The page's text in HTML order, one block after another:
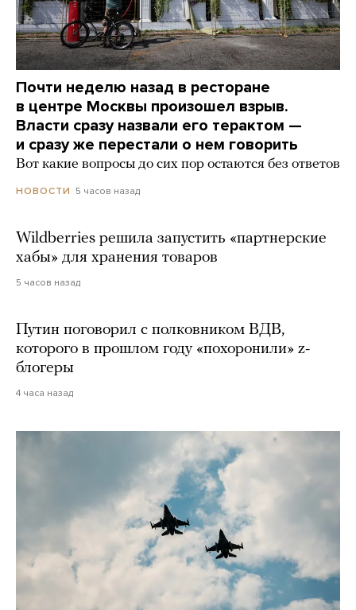
Почти неделю назад в ресторане
в центре Москвы произошел взрыв.
Власти сразу назвали его терактом —
и сразу же перестали о нем говорить
Вот какие вопросы до сих пор остаются без ответов
НОВОСТИ 5 часов назад
Wildberries решила запустить «партнерские
хабы» для хранения товаров
5 часов назад
Путин поговорил с полковником ВДВ,
которого в прошлом году «похоронили» z-
блогеры
4 часа назад